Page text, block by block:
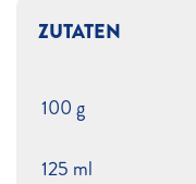
ZUTATEN
100 g
125 ml